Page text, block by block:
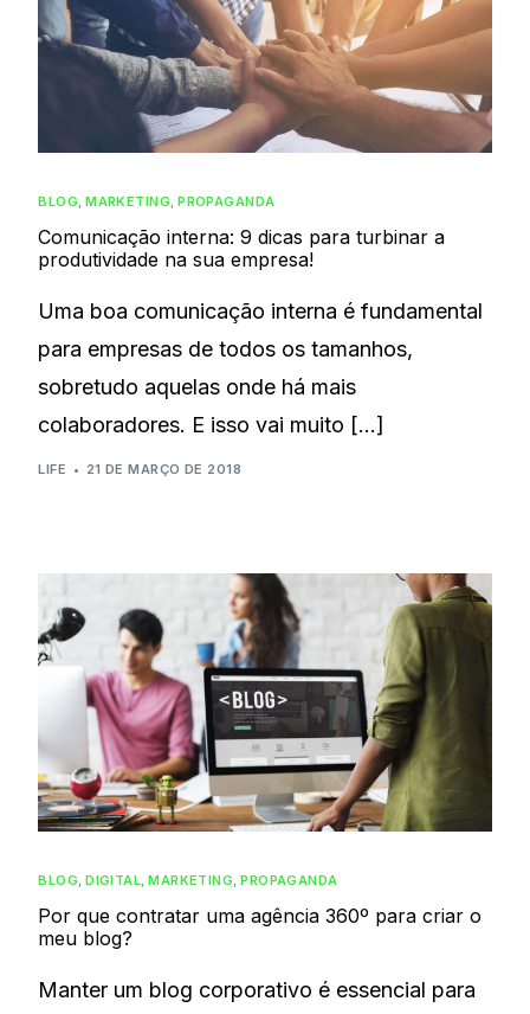
BLOG ,MARKETING ,PROPAGANDA
Comunicação interna: 9 dicas para turbinar a
produtividade na sua empresa!
Uma boa comunicação interna é fundamental
para empresas de todos os tamanhos,
sobretudo aquelas onde há mais
colaboradores. E isso vai muito […]
LIFE 21 DE MARÇO DE 2018
BLOG,DIGITAL,MARKETING,PROPAGANDA
Por que contratar uma agência 360º para criar o
meu blog?
Manter um blog corporativo é essencial para